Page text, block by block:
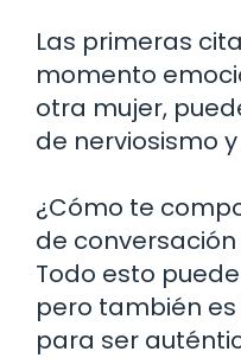
Las primeras
momento
otra mujer,
de nerviosismo
¿Cómo te
de
Todo esto
pero también
para ser